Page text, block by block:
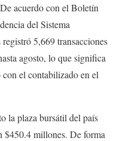
acuerdo con el Boletín
del Sistema
5,669 transacciones
agosto, lo que significa
el contabilizado en el
la plaza bursátil del país
$450.4 millones. De forma